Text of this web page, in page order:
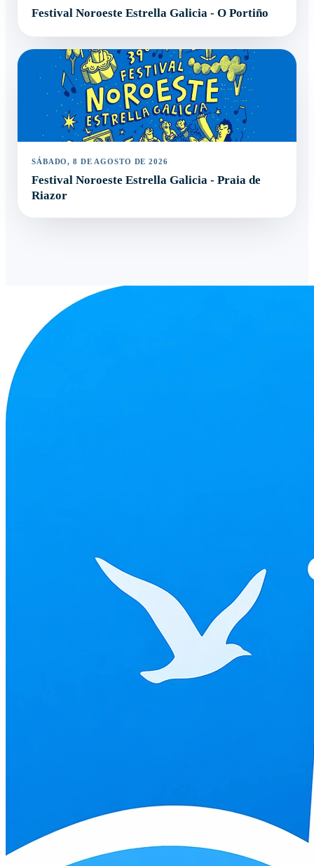
Festival Noroeste Estrella Galicia - O Portiño
SÁBADO, 8 DE AGOSTO DE 2026
Festival Noroeste Estrella Galicia - Praia de
Riazor